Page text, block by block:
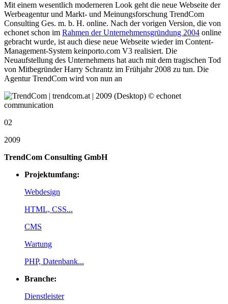
Mit einem wesentlich moderneren Look geht die neue Webseite der
Werbeagentur und Markt- und Meinungsforschung TrendCom
Consulting Ges. m. b. H. online. Nach der vorigen Version, die von
echonet schon im Rahmen der Unternehmensgründung 2004 online
gebracht wurde, ist auch diese neue Webseite wieder im Content-
Management-System keinporto.com V3 realisiert. Die
Neuaufstellung des Unternehmens hat auch mit dem tragischen Tod
von Mitbegründer Harry Schrantz im Frühjahr 2008 zu tun. Die
Agentur TrendCom wird von nun an
02
2009
TrendCom Consulting GmbH
Projektumfang:
Webdesign
HTML, CSS...
CMS
Wartung
PHP, Datenbank...
Branche:
Dienstleister